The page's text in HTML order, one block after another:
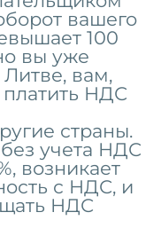
вашего
100
вы уже
вам,
НДС
страны.
учета НДС
возникает
с НДС, и
НДС